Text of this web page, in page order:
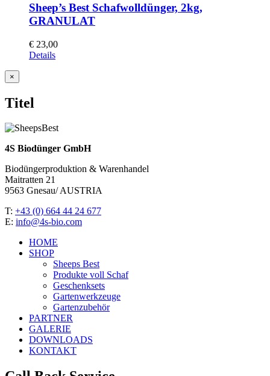
Sheep’s Best Schafwolldünger, 2kg,
GRANULAT
€ 23,00
Details
Close
product
view
×
Titel
4S Biodünger GmbH
Biodüngerproduktion & Warenhandel
Maitratten 21
9563 Gnesau/ AUSTRIA
T: +43 (0) 664 44 24 677
E: info@4s-bio.com
HOME
SHOP
Sheeps Best
Produkte voll Schaf
Geschenksets
Gartenwerkzeuge
Gartenzubehör
PARTNER
GALERIE
DOWNLOADS
KONTAKT